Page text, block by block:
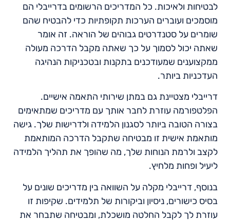
לבטיחות ולאיכות. כל המדריכים הרשומים בדרייבלי הם
מוסמכים ועוברים הערכות תקופתיות כדי להבטיח שהם
שומרים על סטנדרטים גבוהים של הוראה. זה אומר
שאתה יכול לסמוך על כך שאתה מקבל הדרכה מעולה
ממקצוענים שמעודכנים בתקנות ובטכניקות הנהיגה
העדכניות ביותר.
דרייבלי מצטיינת גם במתן שירותי התאמה אישיים.
הפלטפורמה עוזרת לחבר אותך עם מדריכים שמתאימים
בצורה הטובה ביותר לסגנון הלמידה ולדרישות שלך. גישה
מותאמת אישית זו מבטיחה שתקבל הדרכה המותאמת
לקצב ולרמת הנוחות שלך, מה שהופך את תהליך הלמידה
ליעיל ופחות מלחיץ.
בנוסף, דרייבלי מקלה על השוואה בין מדריכים שונים על
בסיס כישורים, ניסיון וביקורות של תלמידים. שקיפות זו
עוזרת לך לקבל החלטה מושכלת, ומבטיחה שתבחר את